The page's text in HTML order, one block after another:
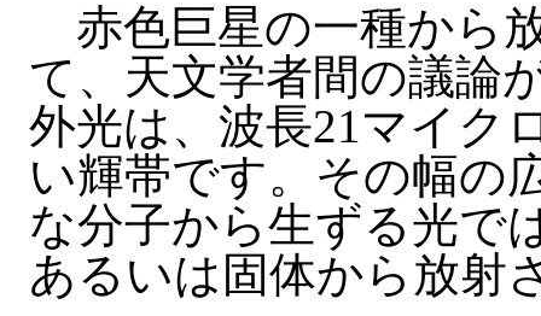
赤色巨星の一種から
て、天文学者間の議論
外光は、波長21マイク
い輝帯です。その幅の
な分子から生ずる光で
あるいは固体から放射